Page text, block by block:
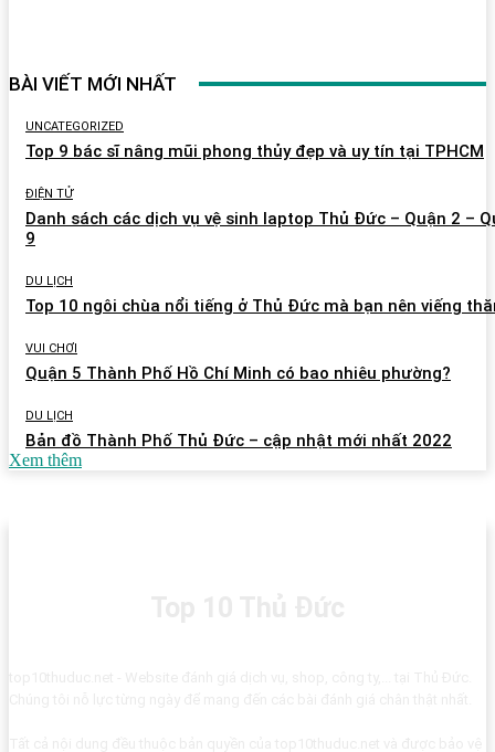
BÀI VIẾT MỚI NHẤT
UNCATEGORIZED
Top 9 bác sĩ nâng mũi phong thủy đẹp và uy tín tại TPHCM
ĐIỆN TỬ
Danh sách các dịch vụ vệ sinh laptop Thủ Đức – Quận 2 –
9
DU LỊCH
Top 10 ngôi chùa nổi tiếng ở Thủ Đức mà bạn nên viếng
VUI CHƠI
Quận 5 Thành Phố Hồ Chí Minh có bao nhiêu phường?
DU LỊCH
Bản đồ Thành Phố Thủ Đức – cập nhật mới nhất 2022
Xem thêm